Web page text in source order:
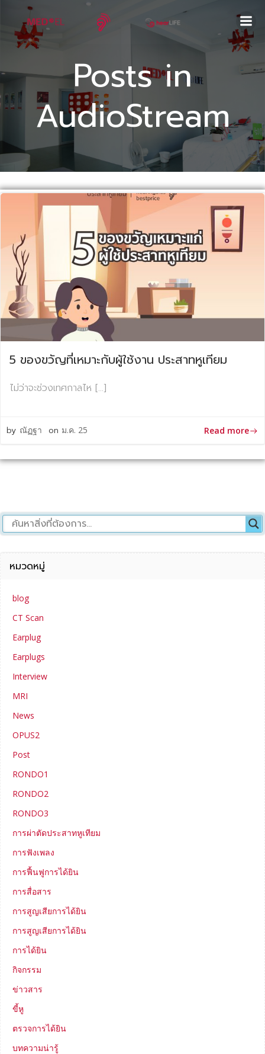
content
Posts in
AudioStream
5 ของขวัญที่เหมาะกับผู้ใช้งาน ประสาทหูเทียม
ไม่ว่าจะช่วงเทศกาลไห […]
by ณัฏฐา on ม.ค. 25 Read more
หมวดหมู่
blog
CT Scan
Earplug
Earplugs
Interview
MRI
News
OPUS2
Post
RONDO1
RONDO2
RONDO3
การผ่าตัดประสาทหูเทียม
การฟังเพลง
การฟื้นฟูการได้ยิน
การสื่อสาร
การสูญเสียการได้ยิน
การสูญเสียการได้ยิน
การได้ยิน
กิจกรรม
ข่าวสาร
ขี้หู
ตรวจการได้ยิน
บทความน่ารู้